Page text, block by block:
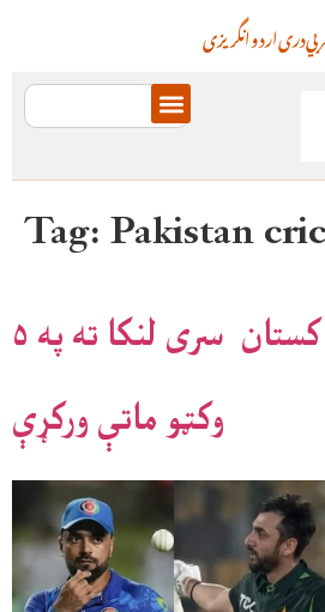
انگریزیاردودری
Tag:Pakistan
ايشيا کپ: پاکستان سری لنکا ته په ۵
وکټو ماتې ورکړې